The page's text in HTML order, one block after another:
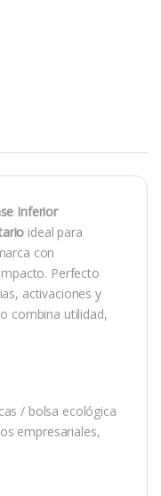
Inferior
ideal para
con
Perfecto
activaciones y
combina utilidad,
/ bolsa ecológica
empresariales,